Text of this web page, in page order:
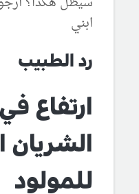
ابني
رد الطبيب
ارتفاع
الشريان
للمولود